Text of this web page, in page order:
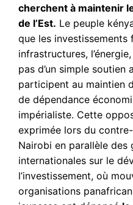
cherchent à maintenir
de l’Est. Le peuple
que les investissements
infrastructures,
pas d’un simple soutien
participent au maintien
de dépendance
impérialiste. Cette
exprimée lors du
Nairobi en parallèle des
internationales sur le
l’investissement, où
organisations